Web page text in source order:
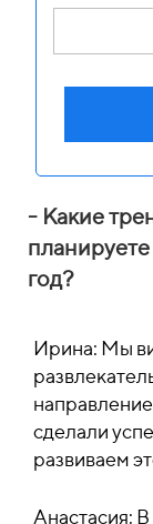
- Какие
год?
Ирина: Мы
сделали
развиваем
Анастасия: